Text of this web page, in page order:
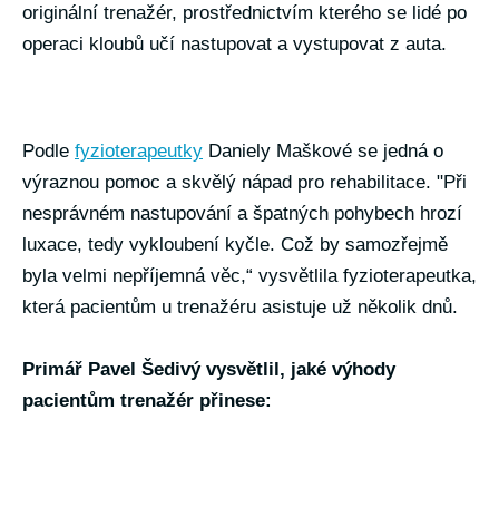
originální trenažér, prostřednictvím kterého se lidé po
operaci kloubů učí nastupovat a vystupovat z auta.
Podle fyzioterapeutky Daniely Maškové se jedná o
výraznou pomoc a skvělý nápad pro rehabilitace. "Při
nesprávném nastupování a špatných pohybech hrozí
luxace, tedy vykloubení kyčle. Což by samozřejmě
byla velmi nepříjemná věc,“ vysvětlila fyzioterapeutka,
která pacientům u trenažéru asistuje už několik dnů.
Primář Pavel Šedivý vysvětlil, jaké výhody
pacientům trenažér přinese: